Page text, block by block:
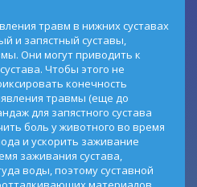
травм в нижних суставах
и запястный суставы,
Они могут приводить к
Чтобы этого не
конечность
травмы (еще до
для запястного сустава
боль у животного во время
и ускорить заживание
заживания сустава,
воды, поэтому суставной